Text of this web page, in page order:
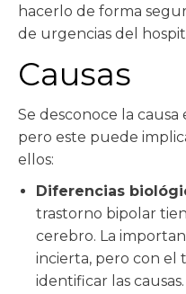
hacerlo de forma
de urgencias del
Causas
Se desconoce la
pero este puede
ellos:
Diferencias
trastorno bipolar
cerebro. La
incierta, pero con el
identificar las causas.